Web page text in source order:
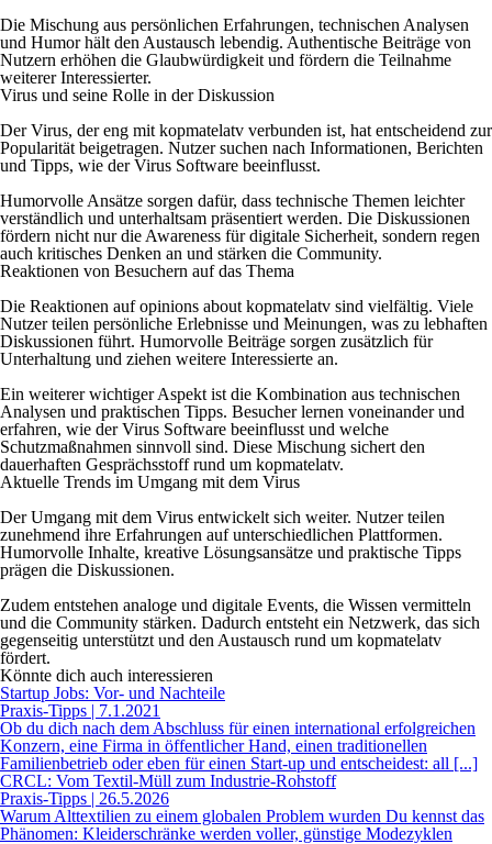
Die Mischung aus persönlichen Erfahrungen, technischen Analysen
und Humor hält den Austausch lebendig. Authentische Beiträge von
Nutzern erhöhen die Glaubwürdigkeit und fördern die Teilnahme
weiterer Interessierter.
Virus und seine Rolle in der Diskussion
Der Virus, der eng mit kopmatelatv verbunden ist, hat entscheidend zur
Popularität beigetragen. Nutzer suchen nach Informationen, Berichten
und Tipps, wie der Virus Software beeinflusst.
Humorvolle Ansätze sorgen dafür, dass technische Themen leichter
verständlich und unterhaltsam präsentiert werden. Die Diskussionen
fördern nicht nur die Awareness für digitale Sicherheit, sondern regen
auch kritisches Denken an und stärken die Community.
Reaktionen von Besuchern auf das Thema
Die Reaktionen auf opinions about kopmatelatv sind vielfältig. Viele
Nutzer teilen persönliche Erlebnisse und Meinungen, was zu lebhaften
Diskussionen führt. Humorvolle Beiträge sorgen zusätzlich für
Unterhaltung und ziehen weitere Interessierte an.
Ein weiterer wichtiger Aspekt ist die Kombination aus technischen
Analysen und praktischen Tipps. Besucher lernen voneinander und
erfahren, wie der Virus Software beeinflusst und welche
Schutzmaßnahmen sinnvoll sind. Diese Mischung sichert den
dauerhaften Gesprächsstoff rund um kopmatelatv.
Aktuelle Trends im Umgang mit dem Virus
Der Umgang mit dem Virus entwickelt sich weiter. Nutzer teilen
zunehmend ihre Erfahrungen auf unterschiedlichen Plattformen.
Humorvolle Inhalte, kreative Lösungsansätze und praktische Tipps
prägen die Diskussionen.
Zudem entstehen analoge und digitale Events, die Wissen vermitteln
und die Community stärken. Dadurch entsteht ein Netzwerk, das sich
gegenseitig unterstützt und den Austausch rund um kopmatelatv
fördert.
Könnte dich auch interessieren
Startup Jobs: Vor- und Nachteile
Praxis-Tipps | 7.1.2021
Ob du dich nach dem Abschluss für einen international erfolgreichen
Konzern, eine Firma in öffentlicher Hand, einen traditionellen
Familienbetrieb oder eben für einen Start-up und entscheidest: all [...]
CRCL: Vom Textil-Müll zum Industrie-Rohstoff
Praxis-Tipps | 26.5.2026
Warum Alttextilien zu einem globalen Problem wurden Du kennst das
Phänomen: Kleiderschränke werden voller, günstige Modezyklen